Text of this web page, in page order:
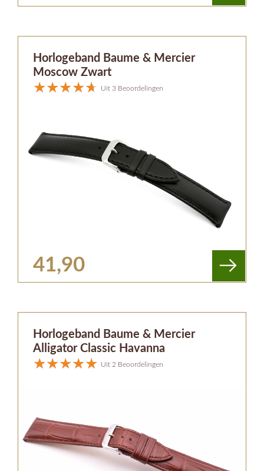
Horlogeband Baume & Mercier
Moscow Zwart
Uit 3 Beoordelingen
41,90
Horlogeband Baume & Mercier
Alligator Classic Havanna
Uit 2 Beoordelingen